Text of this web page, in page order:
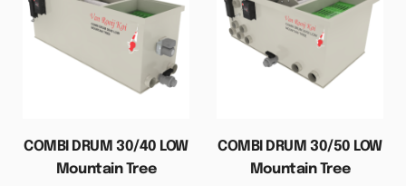
COMBI DRUM 30/40 LOW
Mountain Tree
COMBI DRUM 30/50 LOW
Mountain Tree